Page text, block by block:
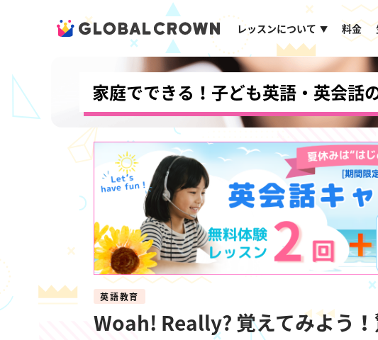
レッスンについて ▼ 料金
家庭でできる！子ども英語・英会話
英語教育
Woah! Really? 覚えてみよう